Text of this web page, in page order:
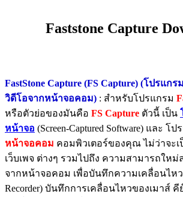
Faststone Capture
FastStone Capture (FS Capture) (โปรแ
วิดีโอจากหน้าจอคอม) : สำหรับโปรแกรม
หรือตัวย่อของมันคือ FS Capture ตัวนี้ เป็น
หน้าจอ (Screen-Captured Software) และ โป
หน้าจอคอม คอมพิวเตอร์ของคุณ ไม่ว่าจะเ
เว็บเพจ ต่างๆ รวมไปถึง ความสามารถให
จากหน้าจอคอม เพื่อบันทึกความเคลื่อนไหว
Recorder) บันทึกการเคลื่อนไหวของเมาส์